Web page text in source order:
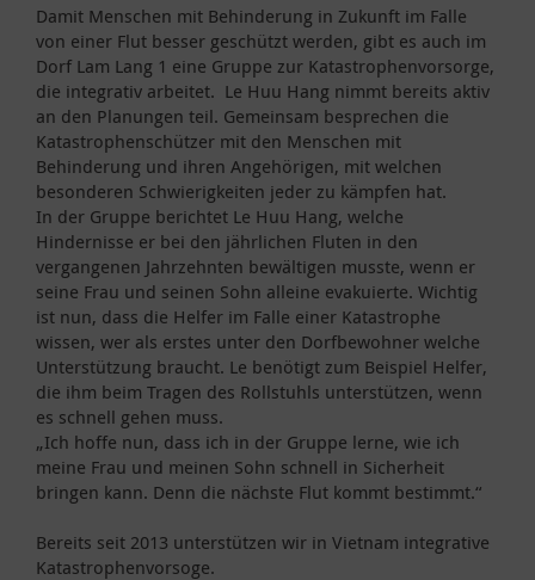
Damit Menschen mit Behinderung in Zukunft im Falle
von einer Flut besser geschützt werden, gibt es auch im
Dorf Lam Lang 1 eine Gruppe zur Katastrophenvorsorge,
die integrativ arbeitet. Le Huu Hang nimmt bereits aktiv
an den Planungen teil. Gemeinsam besprechen die
Katastrophenschützer mit den Menschen mit
Behinderung und ihren Angehörigen, mit welchen
besonderen Schwierigkeiten jeder zu kämpfen hat.
In der Gruppe berichtet Le Huu Hang, welche
Hindernisse er bei den jährlichen Fluten in den
vergangenen Jahrzehnten bewältigen musste, wenn er
seine Frau und seinen Sohn alleine evakuierte. Wichtig
ist nun, dass die Helfer im Falle einer Katastrophe
wissen, wer als erstes unter den Dorfbewohner welche
Unterstützung braucht. Le benötigt zum Beispiel Helfer,
die ihm beim Tragen des Rollstuhls unterstützen, wenn
es schnell gehen muss.
„Ich hoffe nun, dass ich in der Gruppe lerne, wie ich
meine Frau und meinen Sohn schnell in Sicherheit
bringen kann. Denn die nächste Flut kommt bestimmt.“
Bereits seit 2013 unterstützen wir in Vietnam integrative
Katastrophenvorsoge.